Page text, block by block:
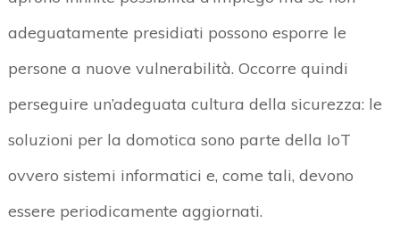
adeguatamente presidiati possono esporre le
persone a nuove vulnerabilità. Occorre quindi
perseguire un’adeguata cultura della sicurezza: le
soluzioni per la domotica sono parte della IoT
ovvero sistemi informatici e, come tali, devono
essere periodicamente aggiornati.